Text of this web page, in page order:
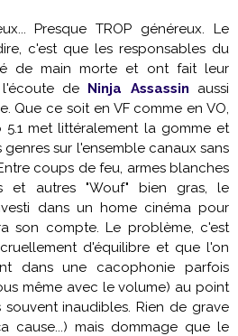
Presque TROP généreux. Le
c'est que les responsables du
de main morte et ont fait leur
de Ninja Assassin aussi
Que ce soit en VF comme en VO,
5.1 met littéralement la gomme et
sur l'ensemble canaux sans
coups de feu, armes blanches
et autres "Wouf" bien gras, le
dans un home cinéma pour
son compte. Le problème, c'est
d'équilibre et que l'on
dans une cacophonie parfois
même avec le volume) au point
inaudibles. Rien de grave
cause...) mais dommage que le